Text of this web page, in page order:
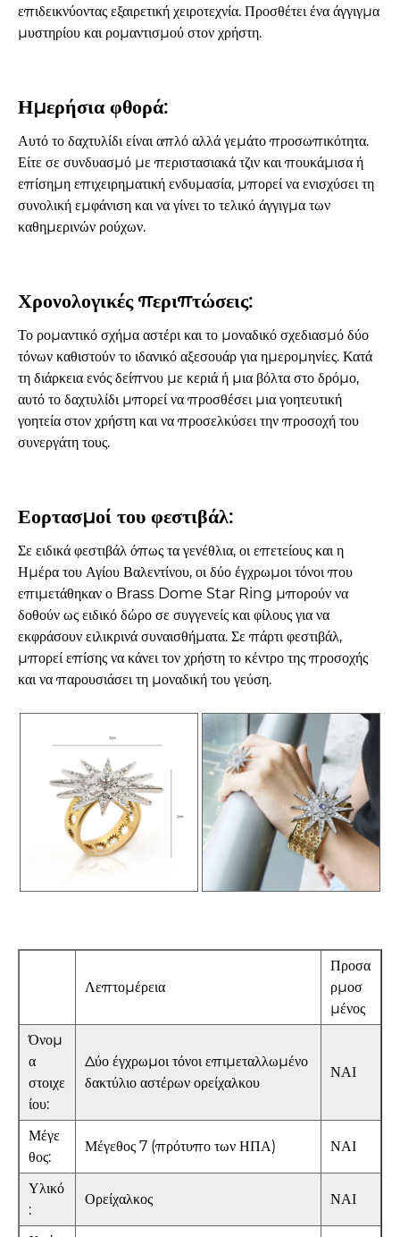
επιδεικνύοντας εξαιρετική χειροτεχνία. Προσθέτει ένα άγγιγμα
μυστηρίου και ρομαντισμού στον χρήστη.
Ημερήσια φθορά:
Αυτό το δαχτυλίδι είναι απλό αλλά γεμάτο προσωπικότητα.
Είτε σε συνδυασμό με περιστασιακά τζιν και πουκάμισα ή
επίσημη επιχειρηματική ενδυμασία, μπορεί να ενισχύσει τη
συνολική εμφάνιση και να γίνει το τελικό άγγιγμα των
καθημερινών ρούχων.
Χρονολογικές περιπτώσεις:
Το ρομαντικό σχήμα αστέρι και το μοναδικό σχεδιασμό δύο
τόνων καθιστούν το ιδανικό αξεσουάρ για ημερομηνίες. Κατά
τη διάρκεια ενός δείπνου με κεριά ή μια βόλτα στο δρόμο,
αυτό το δαχτυλίδι μπορεί να προσθέσει μια γοητευτική
γοητεία στον χρήστη και να προσελκύσει την προσοχή του
συνεργάτη τους.
Εορτασμοί του φεστιβάλ:
Σε ειδικά φεστιβάλ όπως τα γενέθλια, οι επετείους και η
Ημέρα του Αγίου Βαλεντίνου, οι δύο έγχρωμοι τόνοι που
επιμετάθηκαν ο Brass Dome Star Ring μπορούν να
δοθούν ως ειδικό δώρο σε συγγενείς και φίλους για να
εκφράσουν ειλικρινά συναισθήματα. Σε πάρτι φεστιβάλ,
μπορεί επίσης να κάνει τον χρήστη το κέντρο της προσοχής
και να παρουσιάσει τη μοναδική του γεύση.
Λεπτομέρεια
Προσα
ρμοσ
μένος
Όνομ
α
στοιχε
ίου:
Δύο έγχρωμοι τόνοι επιμεταλλωμένο
δακτύλιο αστέρων ορείχαλκου
ΝΑΙ
Μέγε
θος:
Μέγεθος 7 (πρότυπο των ΗΠΑ) ΝΑΙ
Υλικό
:
Ορείχαλκος ΝΑΙ